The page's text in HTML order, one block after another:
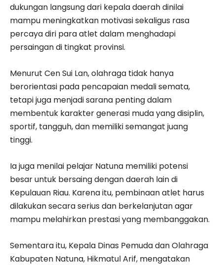
dukungan langsung dari kepala daerah dinilai
mampu meningkatkan motivasi sekaligus rasa
percaya diri para atlet dalam menghadapi
persaingan di tingkat provinsi.
Menurut Cen Sui Lan, olahraga tidak hanya
berorientasi pada pencapaian medali semata,
tetapi juga menjadi sarana penting dalam
membentuk karakter generasi muda yang disiplin,
sportif, tangguh, dan memiliki semangat juang
tinggi.
Ia juga menilai pelajar Natuna memiliki potensi
besar untuk bersaing dengan daerah lain di
Kepulauan Riau. Karena itu, pembinaan atlet harus
dilakukan secara serius dan berkelanjutan agar
mampu melahirkan prestasi yang membanggakan.
Sementara itu, Kepala Dinas Pemuda dan Olahraga
Kabupaten Natuna, Hikmatul Arif, mengatakan